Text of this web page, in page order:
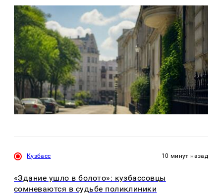
Кузбасс 10 минут назад
«Здание ушло в болото»: кузбассовцы
сомневаются в судьбе поликлиники